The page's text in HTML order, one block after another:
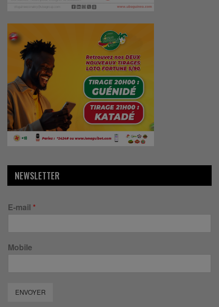
NEWSLETTER
E-mail *
Mobile
ENVOYER